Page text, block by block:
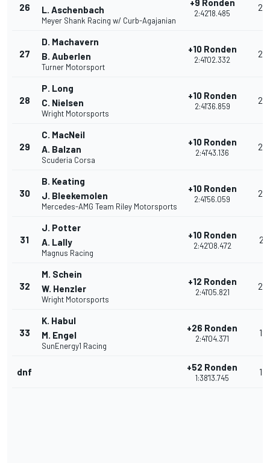
26
L. Aschenbach
Meyer Shank Racing w/ Curb-Agajanian
+9 Ronden
2:42'18.485
26
27
D. Machavern
B. Auberlen
Turner Motorsport
+10 Ronden
2:41'02.332
25
28
P. Long
C. Nielsen
Wright Motorsports
+10 Ronden
2:41'36.859
24
29
C. MacNeil
A. Balzan
Scuderia Corsa
+10 Ronden
2:41'43.136
23
30
B. Keating
J. Bleekemolen
Mercedes-AMG Team Riley Motorsports
+10 Ronden
2:41'56.059
22
31
J. Potter
A. Lally
Magnus Racing
+10 Ronden
2:42'08.472
21
32
M. Schein
W. Henzler
Wright Motorsports
+12 Ronden
2:41'05.821
20
33
K. Habul
M. Engel
SunEnergy1 Racing
+26 Ronden
2:41'04.371
19
dnf +52 Ronden
1:38'13.745
17